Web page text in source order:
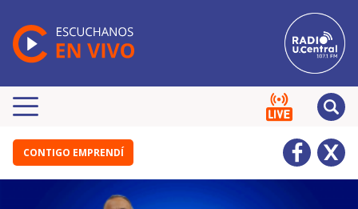
CONTIGO EMPRENDÍ